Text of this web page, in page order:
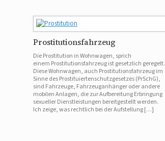
Prostitutionsfahrzeug
Die Prostitution in Wohnwagen, sprich
einem Prostitutionsfahrzeug ist gesetzlich geregelt.
Diese Wohnwagen, auch Prostitutionsfahrzeug im
Sinne des Prostituiertenschutzgesetzes (PrSchG),
sind Fahrzeuge, Fahrzeuganhänger oder andere
mobilen Anlagen, die zur Aufbereitung Erbringung
sexueller Dienstleistungen bereitgestellt werden.
Ich zeige, was rechtlich bei der Aufstellung […]